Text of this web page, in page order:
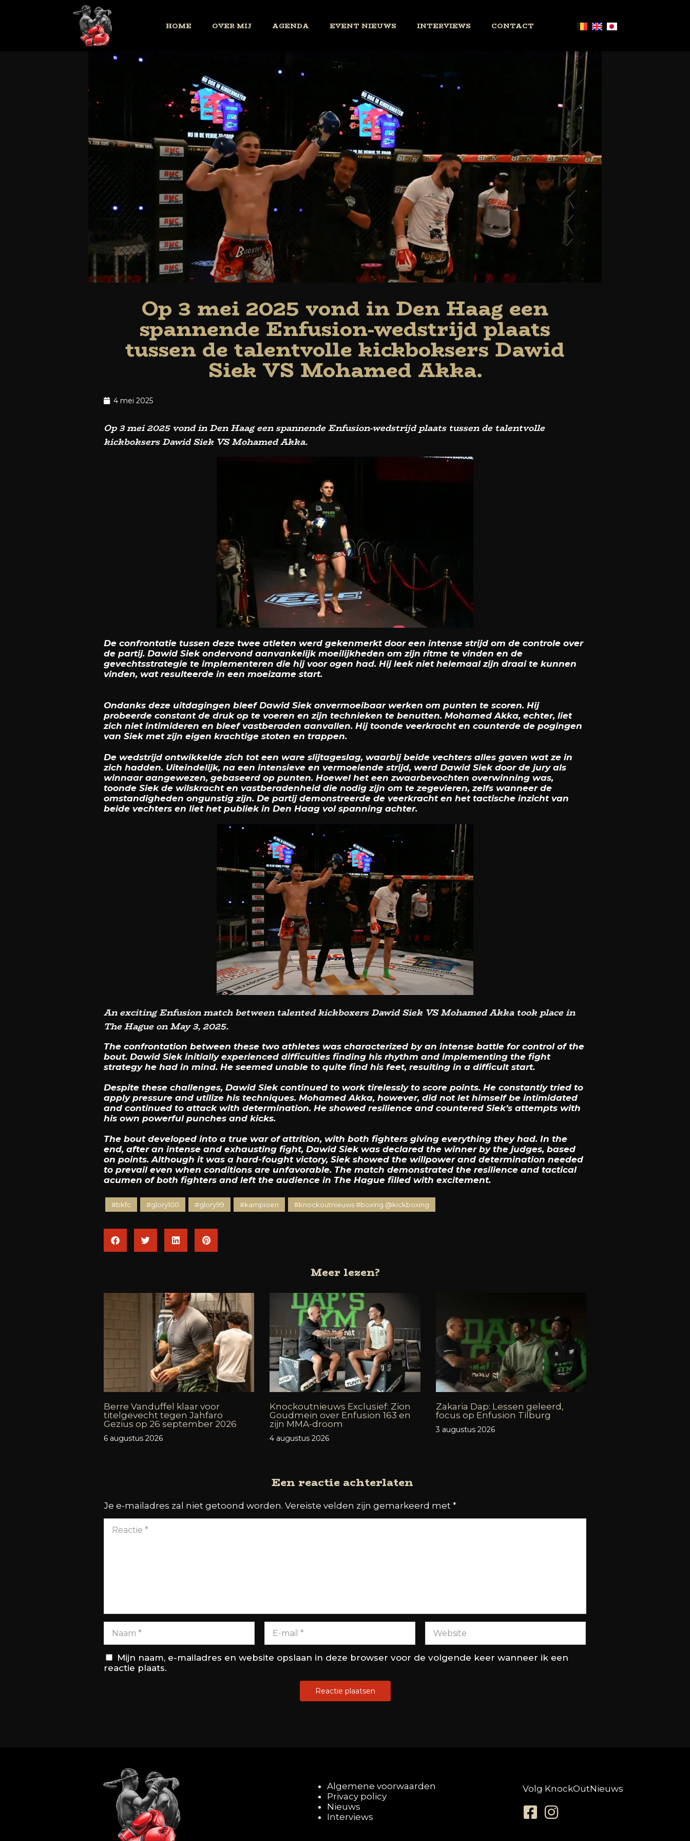
HOME OVER MIJ AGENDA EVENT NIEUWS INTERVIEWS CONTACT
Op 3 mei 2025 vond in Den Haag een
spannende Enfusion-wedstrijd plaats
tussen de talentvolle kickboksers Dawid
Siek VS Mohamed Akka.
4 mei 2025
Op 3 mei 2025 vond in Den Haag een spannende Enfusion-wedstrijd plaats tussen de talentvolle
kickboksers Dawid Siek VS Mohamed Akka.
De confrontatie tussen deze twee atleten werd gekenmerkt door een intense strijd om de controle over
de partij. Dawid Siek ondervond aanvankelijk moeilijkheden om zijn ritme te vinden en de
gevechtsstrategie te implementeren die hij voor ogen had. Hij leek niet helemaal zijn draai te kunnen
vinden, wat resulteerde in een moeizame start.
Ondanks deze uitdagingen bleef Dawid Siek onvermoeibaar werken om punten te scoren. Hij
probeerde constant de druk op te voeren en zijn technieken te benutten. Mohamed Akka, echter, liet
zich niet intimideren en bleef vastberaden aanvallen. Hij toonde veerkracht en counterde de pogingen
van Siek met zijn eigen krachtige stoten en trappen.
De wedstrijd ontwikkelde zich tot een ware slijtageslag, waarbij beide vechters alles gaven wat ze in
zich hadden. Uiteindelijk, na een intensieve en vermoeiende strijd, werd Dawid Siek door de jury als
winnaar aangewezen, gebaseerd op punten. Hoewel het een zwaarbevochten overwinning was,
toonde Siek de wilskracht en vastberadenheid die nodig zijn om te zegevieren, zelfs wanneer de
omstandigheden ongunstig zijn. De partij demonstreerde de veerkracht en het tactische inzicht van
beide vechters en liet het publiek in Den Haag vol spanning achter.
An exciting Enfusion match between talented kickboxers Dawid Siek VS Mohamed Akka took place in
The Hague on May 3, 2025.
The confrontation between these two athletes was characterized by an intense battle for control of the
bout. Dawid Siek initially experienced difficulties finding his rhythm and implementing the fight
strategy he had in mind. He seemed unable to quite find his feet, resulting in a difficult start.
Despite these challenges, Dawid Siek continued to work tirelessly to score points. He constantly tried to
apply pressure and utilize his techniques. Mohamed Akka, however, did not let himself be intimidated
and continued to attack with determination. He showed resilience and countered Siek’s attempts with
his own powerful punches and kicks.
The bout developed into a true war of attrition, with both fighters giving everything they had. In the
end, after an intense and exhausting fight, Dawid Siek was declared the winner by the judges, based
on points. Although it was a hard-fought victory, Siek showed the willpower and determination needed
to prevail even when conditions are unfavorable. The match demonstrated the resilience and tactical
acumen of both fighters and left the audience in The Hague filled with excitement.
#bkfc #glory100 #glory99 #kampioen #knockoutnieuws #boxing @kickboxing
Meer lezen?
Berre Vanduffel klaar voor
titelgevecht tegen Jahfaro
Gezius op 26 september 2026
6 augustus 2026
Knockoutnieuws Exclusief: Zion
Goudmein over Enfusion 163 en
zijn MMA-droom
4 augustus 2026
Zakaria Dap: Lessen geleerd,
focus op Enfusion Tilburg
3 augustus 2026
Een reactie achterlaten
Je e-mailadres zal niet getoond worden. Vereiste velden zijn gemarkeerd met *
Mijn naam, e-mailadres en website opslaan in deze browser voor de volgende keer wanneer ik een
reactie plaats.
Algemene voorwaarden
Privacy policy
Nieuws
Interviews
Volg KnockOutNieuws